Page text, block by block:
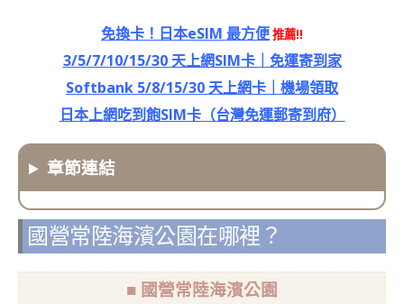
免換卡！日本eSIM 最方便推薦!!
3/5/7/10/15/30 天上網SIM卡｜免運寄到家
Softbank 5/8/15/30 天上網卡｜機場領取
日本上網吃到飽SIM卡（台灣免運郵寄到府）
章節連結
國營常陸海濱公園在哪裡？
■ 國營常陸海濱公園